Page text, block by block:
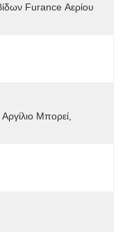
Furance Αερίου
Μπορεί,